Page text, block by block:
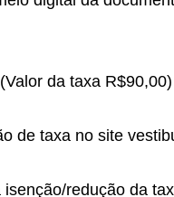
da taxa R$90,00)
de taxa no site
redução da